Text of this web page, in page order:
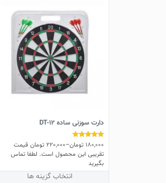
دارت سوزنی ساده DT-12
نمره
5.00
از 5
180,000 تومان–
220,000 تومان قیمت
تقریبی این محصول است. لطفا تماس
بگیرید
انتخاب گزینه ها